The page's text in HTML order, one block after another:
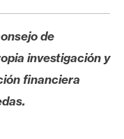
de
investigación y
financiera